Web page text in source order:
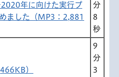
年に向けた実行プ
ました（MP3：2,881
分
8
秒
）
9
分
3